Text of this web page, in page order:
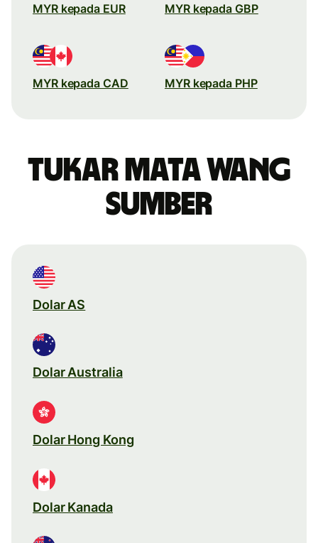
MYR kepada EUR MYR kepada GBP
MYR kepada CAD MYR kepada PHP
Tukar mata wang
sumber
Dolar AS
Dolar Australia
Dolar Hong Kong
Dolar Kanada